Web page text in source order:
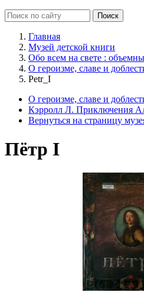
Главная
Музей детской книги
Обо всем на свете :
О героизме, славе и
Petr_I
О героизме, славе и
Кэрролл Л. Приключения
Вернуться на страницу
Пётр I